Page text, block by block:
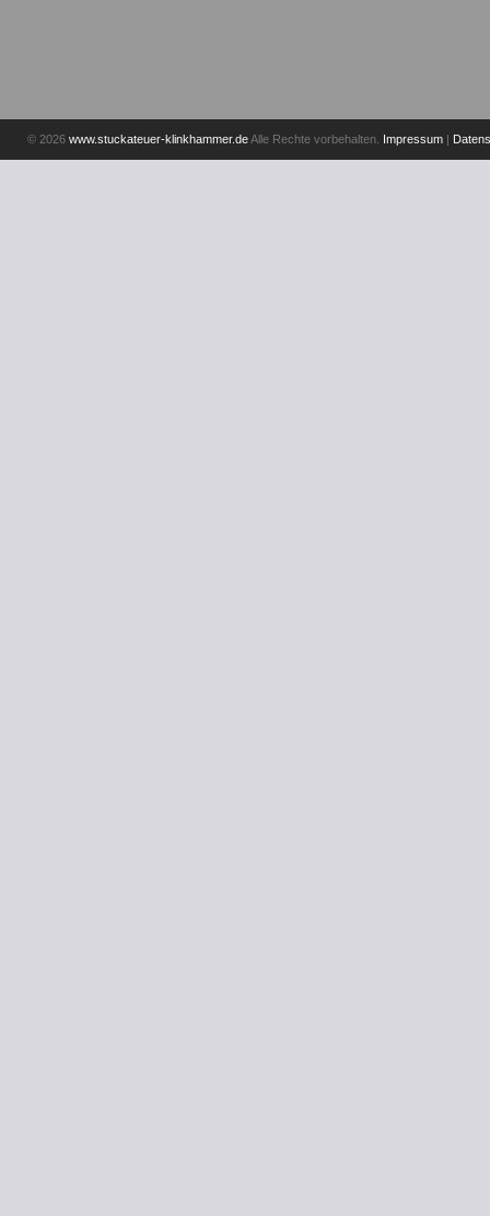
© 2026 www.stuckateuer-klinkhammer.deAlle Rechte vorbehalten. Impressum |